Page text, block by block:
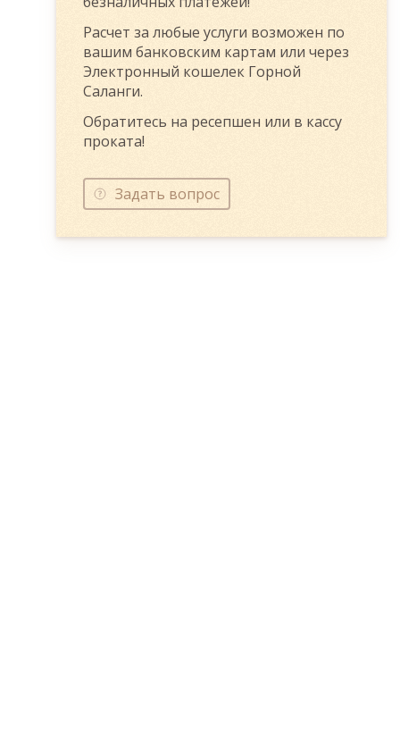
Расчет за любые услуги возможен по
вашим банковским картам или через
Электронный кошелек Горной
Саланги.
Обратитесь на ресепшен или в кассу
проката!
Задать вопрос